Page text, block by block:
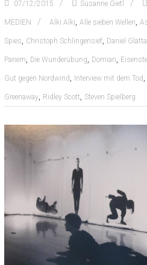
07/12/2015 Susanne Gietl
MEDIEN Alki Alki, Alle sieben Wellen,
Spies, Christoph Schlingensief, Daniel
Panem, Die Wunderübung, Domian,
Gut gegen Nordwind , Interview mit dem Tod ,
Greenaway, Ridley Scott, Steven Spielberg